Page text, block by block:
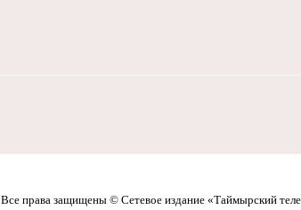
Все права защищены © Сетевое издание «Таймырский